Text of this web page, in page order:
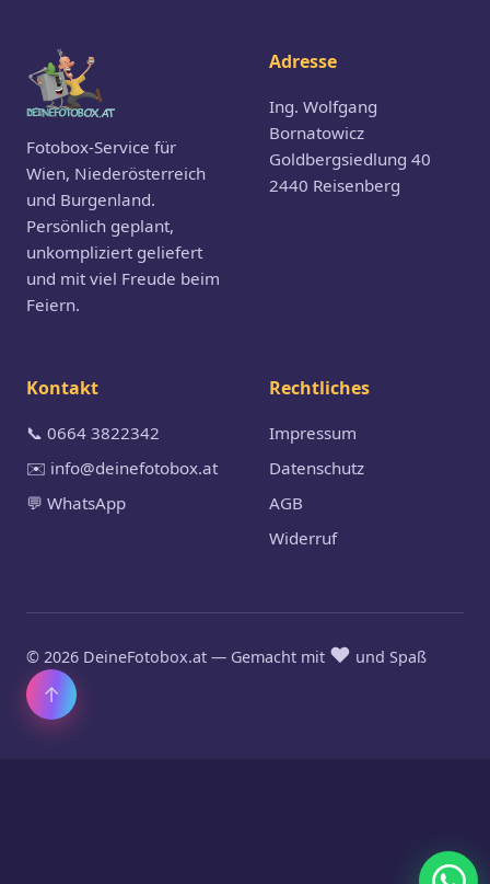
Fotobox-Service für
Wien, Niederösterreich
und Burgenland.
Persönlich geplant,
unkompliziert geliefert
und mit viel Freude beim
Feiern.
Adresse
Ing. Wolfgang
Bornatowicz
Goldbergsiedlung 40
2440 Reisenberg
Kontakt
📞 0664 3822342
✉️ info@deinefotobox.at
💬 WhatsApp
Rechtliches
Impressum
Datenschutz
AGB
Widerruf
© 2026 DeineFotobox.at — Gemacht mit ❤️ und Spaß
↑